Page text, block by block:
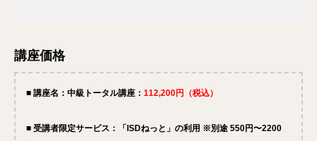
講座価格
■ 講座名：中級トータル講座： 112,200円（税込）
■ 受講者限定サービス：「ISDねっと」の利用 ※別途 550円〜2200